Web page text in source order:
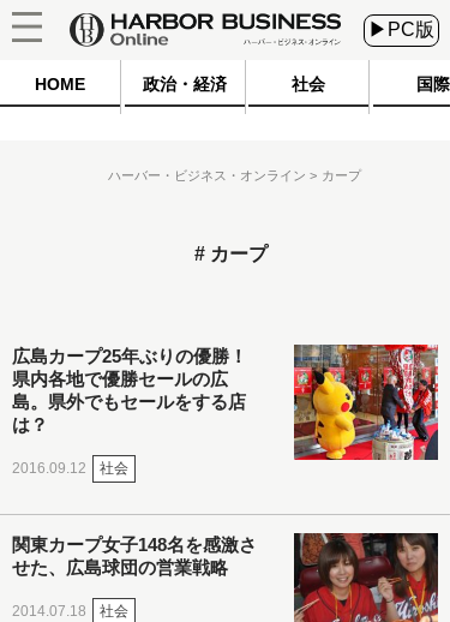
▶PC版
HOME 政治・経済 社会 国際
ハーバー・ビジネス・オンライン カープ
カープ
広島カープ25年ぶりの優勝！
県内各地で優勝セールの広
島。県外でもセールをする店
は？
2016.09.12 社会
関東カープ女子148名を感激さ
せた、広島球団の営業戦略
2014.07.18 社会